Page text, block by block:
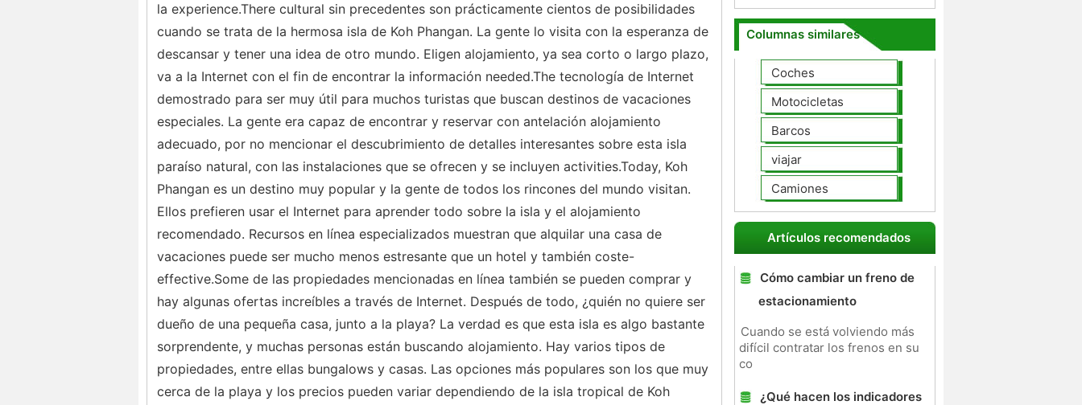
la experience.There cultural sin precedentes son prácticamente cientos de posibilidades
cuando se trata de la hermosa isla de Koh Phangan. La gente lo visita con la esperanza de
descansar y tener una idea de otro mundo. Eligen alojamiento, ya sea corto o largo plazo,
va a la Internet con el fin de encontrar la información needed.The tecnología de Internet
demostrado para ser muy útil para muchos turistas que buscan destinos de vacaciones
especiales. La gente era capaz de encontrar y reservar con antelación alojamiento
adecuado, por no mencionar el descubrimiento de detalles interesantes sobre esta isla
paraíso natural, con las instalaciones que se ofrecen y se incluyen activities.Today, Koh
Phangan es un destino muy popular y la gente de todos los rincones del mundo visitan.
Ellos prefieren usar el Internet para aprender todo sobre la isla y el alojamiento
recomendado. Recursos en línea especializados muestran que alquilar una casa de
vacaciones puede ser mucho menos estresante que un hotel y también coste-
effective.Some de las propiedades mencionadas en línea también se pueden comprar y
hay algunas ofertas increíbles a través de Internet. Después de todo, ¿quién no quiere ser
dueño de una pequeña casa, junto a la playa? La verdad es que esta isla es algo bastante
sorprendente, y muchas personas están buscando alojamiento. Hay varios tipos de
propiedades, entre ellas bungalows y casas. Las opciones más populares son los que muy
cerca de la playa y los precios pueden variar dependiendo de la isla tropical de Koh
Columnas similares
Coches
Motocicletas
Barcos
viajar
Camiones
Artículos recomendados
Cómo cambiar un freno de
estacionamiento
Cuando se está volviendo más
difícil contratar los frenos en su
co
¿Qué hacen los indicadores